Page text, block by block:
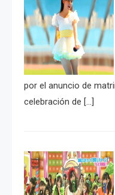
por el anuncio de
celebración de […]